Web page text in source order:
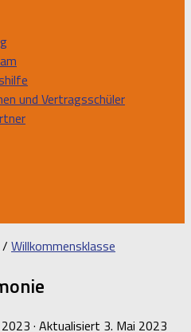
und Vertragsschüler
/ Willkommensklasse
· Aktualisiert 3. Mai 2023